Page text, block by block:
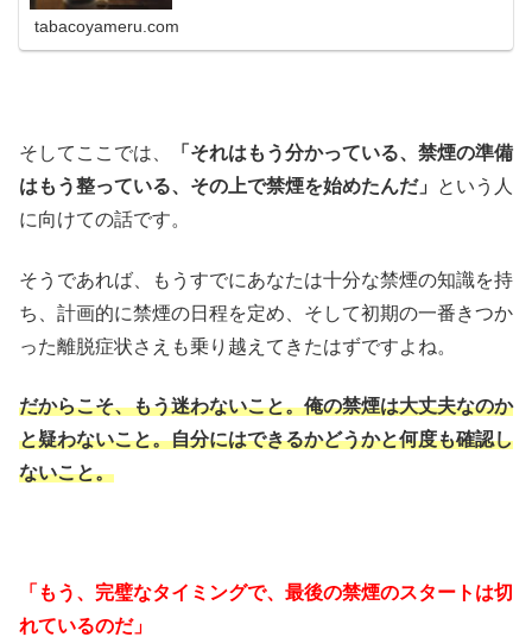
tabacoyameru.com
そしてここでは、
「それはもう分かっている、禁煙の準備
はもう整っている、その上で禁煙を始めたんだ」
という人
に向けての話です。
そうであれば、もうすでにあなたは十分な禁煙の知識を持
ち、計画的に禁煙の日程を定め、そして初期の一番きつか
った離脱症状さえも乗り越えてきたはずですよね。
だからこそ、もう迷わないこと。俺の禁煙は大丈夫なのか
と疑わないこと。自分にはできるかどうかと何度も確認し
ないこと。
「もう、完璧なタイミングで、最後の禁煙のスタートは切
れているのだ」